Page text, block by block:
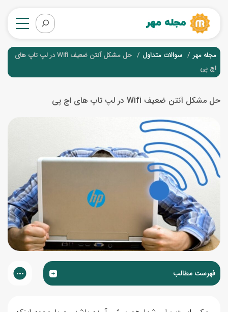
مجله مهر سوالات متداول
حل مشکل آنتن ضعیف Wifi در لپ تاپ های
اچ پی
حل مشکل آنتن ضعیف Wifi در لپ تاپ های اچ پی
فهرست مطالب